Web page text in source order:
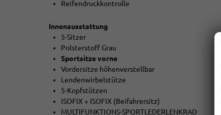
Reifendruckkontrolle
Innenausstattung
5-Sitzer
Polsterstoff Grau
Sportsitze vorne
Vordersitze höhenverstellbar
Lendenwirbelstütze
5-Kopfstützen
ISOFIX + ISOFIX (Beifahrersitz)
MULTIFUNKTIONS-SPORTLEDERLENKRAD